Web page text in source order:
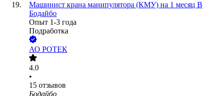
Машинист крана манипулятора (КМУ) на 1 месяц В
Бодайбо
Опыт 1-3 года
Подработка
АО РОТЕК
4.0
•
15 отзывов
Бодайбо